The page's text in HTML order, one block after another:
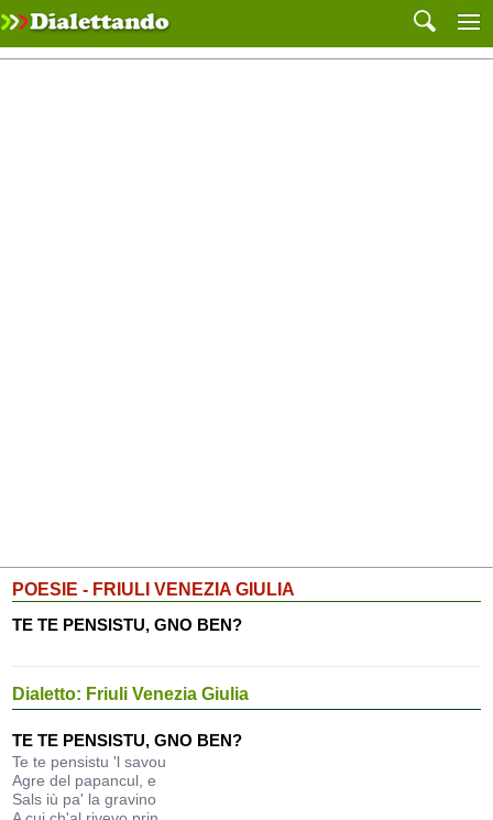
POESIE - FRIULI VENEZIA GIULIA
TE TE PENSISTU, GNO BEN?
Dialetto: Friuli Venezia Giulia
TE TE PENSISTU, GNO BEN?
Te te pensistu 'l savou
Agre del papancul, e
Sals iù pa' la gravino